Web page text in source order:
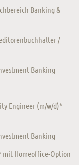
Banking &
/
Banking
Engineer (m/w/d)*
Banking
mit Homeoffice-Option